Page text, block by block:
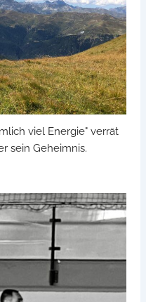
viel Energie" verrät
sein Geheimnis.